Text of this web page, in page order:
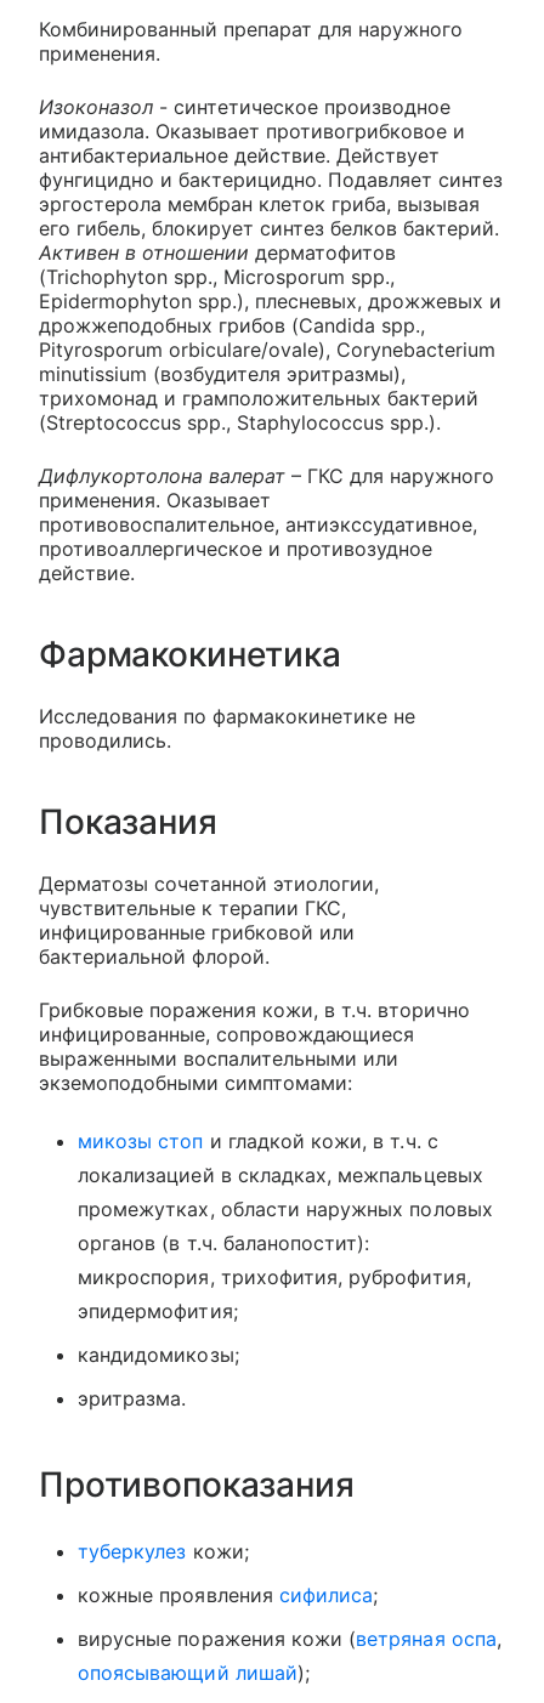
Комбинированный препарат для наружного
применения.
Изоконазол - синтетическое производное
имидазола. Оказывает противогрибковое и
антибактериальное действие. Действует
фунгицидно и бактерицидно. Подавляет синтез
эргостерола мембран клеток гриба, вызывая
его гибель, блокирует синтез белков бактерий.
Активен в отношении дерматофитов
(Trichophyton spp., Microsporum spp.,
Epidermophyton spp.), плесневых, дрожжевых и
дрожжеподобных грибов (Candida spp.,
Pityrosporum orbiculare/ovale), Corynebacterium
minutissium (возбудителя эритразмы),
трихомонад и грамположительных бактерий
(Streptococcus spp., Staphylococcus spp.).
Дифлукортолона валерат – ГКС для наружного
применения. Оказывает
противовоспалительное, антиэкссудативное,
противоаллергическое и противозудное
действие.
Фармакокинетика
Исследования по фармакокинетике не
проводились.
Показания
Дерматозы сочетанной этиологии,
чувствительные к терапии ГКС,
инфицированные грибковой или
бактериальной флорой.
Грибковые поражения кожи, в т.ч. вторично
инфицированные, сопровождающиеся
выраженными воспалительными или
экземоподобными симптомами:
микозы стоп и гладкой кожи, в т.ч. с
локализацией в складках, межпальцевых
промежутках, области наружных половых
органов (в т.ч. баланопостит):
микроспория, трихофития, руброфития,
эпидермофития;
кандидомикозы;
эритразма.
Противопоказания
туберкулез кожи;
кожные проявления сифилиса;
вирусные поражения кожи (ветряная оспа,
опоясывающий лишай);